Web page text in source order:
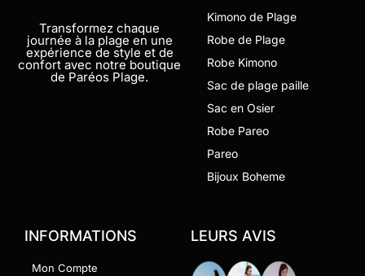
Transformez chaque
journée à la plage en une
expérience de style et de
confort avec notre boutique
de Paréos Plage.
Kimono de Plage
Robe de Plage
Robe Kimono
Sac de plage paille
Sac en Osier
Robe Pareo
Pareo
Bijoux Boheme
INFORMATIONS
Mon Compte
LEURS AVIS